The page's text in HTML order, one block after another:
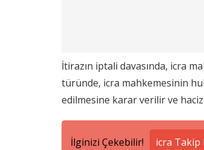
İtirazın iptali davasında, icra
türünde, icra mahkemesinin
edilmesine karar verilir ve
İlginizi Çekebilir! icra Takip